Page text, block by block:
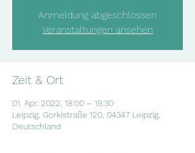
Anmeldung abgeschlossen
Veranstaltungen ansehen
Zeit & Ort
01. Apr. 2022, 18:00 – 19:30
Leipzig, Gorkistraße 120, 04347 Leipzig,
Deutschland